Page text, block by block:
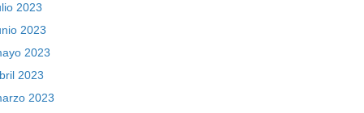
2023
2023
2023
2023
2023